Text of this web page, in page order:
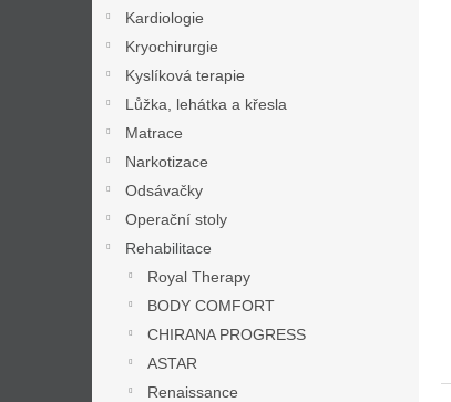
Kardiologie
Kryochirurgie
Kyslíková terapie
Lůžka, lehátka a křesla
Matrace
Narkotizace
Odsávačky
Operační stoly
Rehabilitace
Royal Therapy
BODY COMFORT
CHIRANA PROGRESS
ASTAR
Renaissance